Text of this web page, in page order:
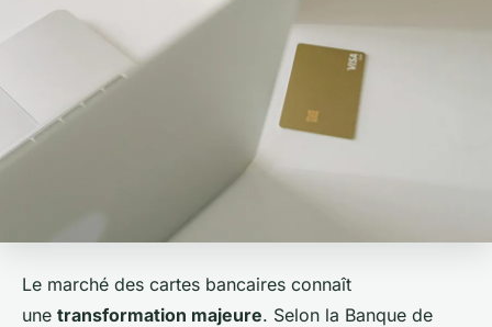
Le marché des cartes bancaires connaît
une transformation majeure. Selon la Banque de